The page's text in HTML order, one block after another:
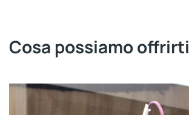
Cosa possiamo offrirti